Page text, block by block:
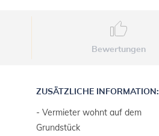
Bewertungen
ZUSÄTZLICHE INFORMATION:
- Vermieter wohnt auf dem
Grundstück